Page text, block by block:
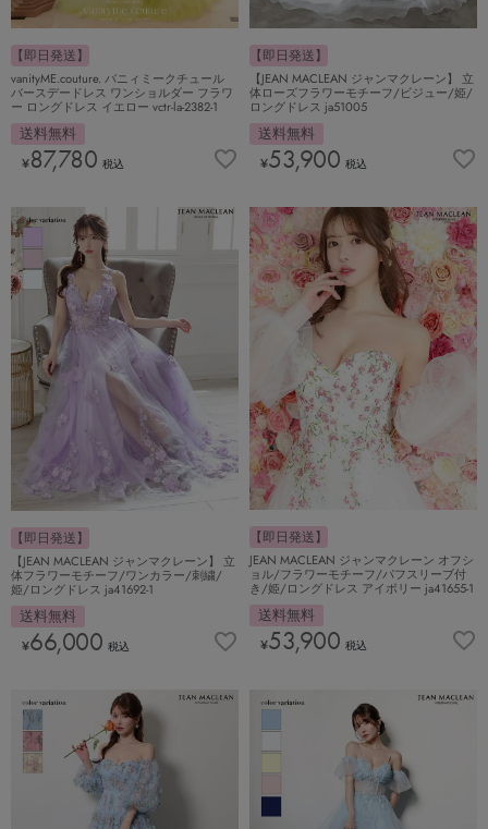
【即日発送】
vanityME.couture. バニィミークチュール
バースデードレス ワンショルダー フラワ
ー ロングドレス イエロー vctr-la-2382-1
送料無料
¥87,780 税込
【即日発送】
【JEAN MACLEAN ジャンマクレーン】 立
体ローズフラワーモチーフ/ビジュー/姫/
ロングドレス ja51005
送料無料
¥53,900 税込
【即日発送】
【JEAN MACLEAN ジャンマクレーン】 立
体フラワーモチーフ/ワンカラー/刺繍/
姫/ロングドレス ja41692-1
送料無料
¥66,000 税込
【即日発送】
JEAN MACLEAN ジャンマクレーン オフシ
ョル/フラワーモチーフ/パフスリーブ付
き/姫/ロングドレス アイボリー ja41655-1
送料無料
¥53,900 税込